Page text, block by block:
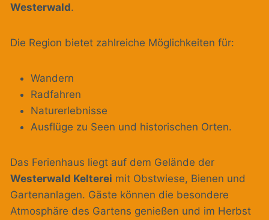
Westerwald.
Die Region bietet zahlreiche Möglichkeiten für:
Wandern
Radfahren
Naturerlebnisse
Ausflüge zu Seen und historischen Orten.
Das Ferienhaus liegt auf dem Gelände der
Westerwald Kelterei mit Obstwiese, Bienen und
Gartenanlagen. Gäste können die besondere
Atmosphäre des Gartens genießen und im Herbst